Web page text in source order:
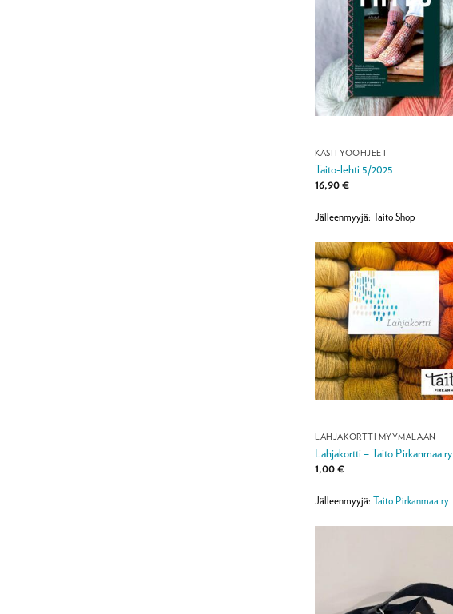
KÄSITYÖOHJEET
Taito-lehti 5/2025
16,90€
Jälleenmyyjä: Taito Shop
LAHJAKORTTI MYYMÄLÄÄN
Lahjakortti – Taito Pirkanmaa ry
1,00€
Jälleenmyyjä:Taito Pirkanmaa ry